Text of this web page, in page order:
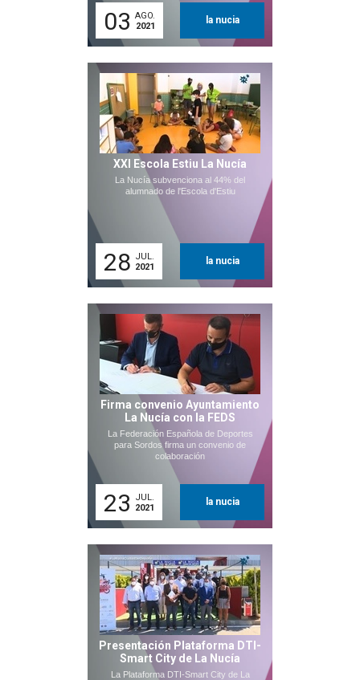
03 AGO.
2021
la nucia
XXI Escola Estiu La Nucía
La Nucía subvenciona al 44% del
alumnado de l'Escola d'Estiu
28 JUL.
2021
la nucia
Firma convenio Ayuntamiento
La Nucía con la FEDS
La Federación Española de Deportes
para Sordos firma un convenio de
colaboración
23
JUL.
2021
la nucia
Presentación Plataforma DTI-
Smart City de La Nucía
La Plataforma DTI-Smart City de La